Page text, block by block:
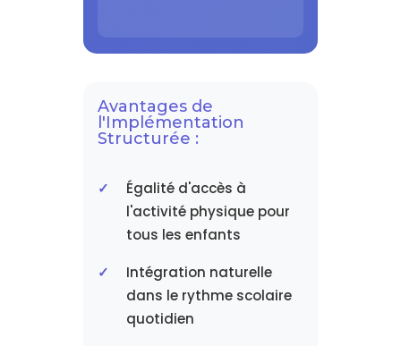
Avantages de
l'Implémentation
Structurée :
Égalité d'accès à
l'activité physique pour
tous les enfants
Intégration naturelle
dans le rythme scolaire
quotidien